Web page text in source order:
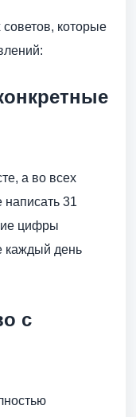
которые
а во всех
написать 31
цифры
каждый день
с